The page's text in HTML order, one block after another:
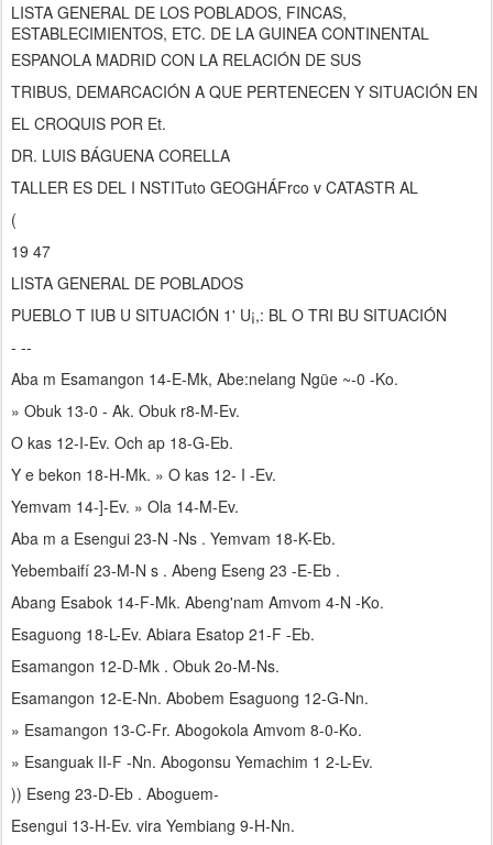
LISTA GENERAL DE LOS POBLADOS, FINCAS,
ESTABLECIMIENTOS, ETC. DE LA GUINEA CONTINENTAL
ESPANOLA MADRID CON LA RELACIÓN DE SUS
TRIBUS, DEMARCACIÓN A QUE PERTENECEN Y SITUACIÓN EN
EL CROQUIS POR Et.
DR. LUIS BÁGUENA CORELLA
TALLER ES DEL I NSTITuto GEOGHÁFrco v CATASTR AL
(
19 47
LISTA GENERAL DE POBLADOS
PUEBLO T IUB U SITUACIÓN 1' U¡,: BL O TRI BU SITUACIÓN
- --
Aba m Esamangon 14-E-Mk, Abe:nelang Ngüe ~-0 -Ko.
» Obuk 13-0 - Ak. Obuk r8-M-Ev.
O kas 12-I-Ev. Och ap 18-G-Eb.
Y e bekon 18-H-Mk. » O kas 12- I -Ev.
Yemvam 14-]-Ev. » Ola 14-M-Ev.
Aba m a Esengui 23-N -Ns . Yemvam 18-K-Eb.
Yebembaifí 23-M-N s . Abeng Eseng 23 -E-Eb .
Abang Esabok 14-F-Mk. Abeng'nam Amvom 4-N -Ko.
Esaguong 18-L-Ev. Abiara Esatop 21-F -Eb.
Esamangon 12-D-Mk . Obuk 2o-M-Ns.
Esamangon 12-E-Nn. Abobem Esaguong 12-G-Nn.
» Esamangon 13-C-Fr. Abogokola Amvom 8-0-Ko.
» Esanguak II-F -Nn. Abogonsu Yemachim 1 2-L-Ev.
)) Eseng 23-D-Eb . Aboguem-
Esengui 13-H-Ev. vira Yembiang 9-H-Nn.